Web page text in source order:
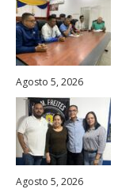
Agosto 5, 2026
Agosto 5, 2026